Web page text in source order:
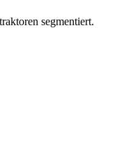
segmentiert.